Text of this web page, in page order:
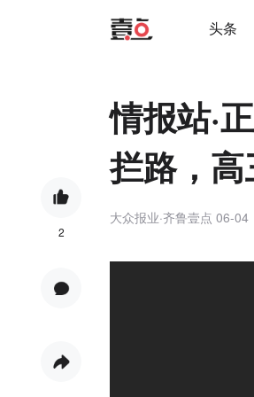
头条
2
情报站·
拦路，
大众报业·齐鲁壹点 06-04